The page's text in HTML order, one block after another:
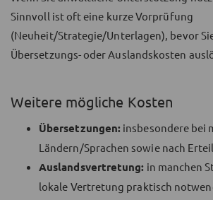
Sinnvoll ist oft eine kurze Vorprüfung
(Neuheit/Strategie/Unterlagen), bevor
Übersetzungs- oder Auslandskosten
Weitere mögliche Kosten
Übersetzungen: insbesondere bei
Ländern/Sprachen sowie nach
Auslandsvertretung: in manchen
lokale Vertretung praktisch